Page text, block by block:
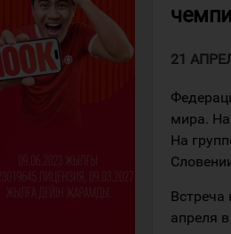
21
мира.
На
Встреча
апреля